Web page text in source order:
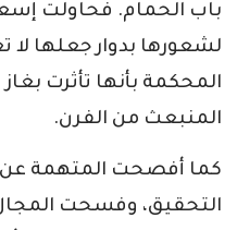
باب الحمام. فحاولت
لشعورها بدوار جعلها لا
المحكمة بأنها تأثرت
المنبعث من الفرن.
كما أفصحت المتهمة
التحقيق، وفسحت